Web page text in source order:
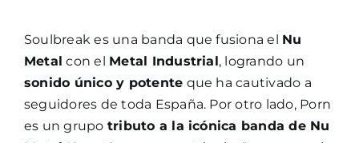
Soulbreak es una banda que fusiona el Nu
Metal con el Metal Industrial, logrando un
sonido único y potente que ha cautivado a
seguidores de toda España. Por otro lado, Porn
es un grupo tributo a la icónica banda de Nu